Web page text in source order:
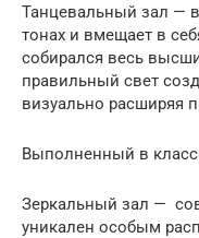
Танцевальный зал —
тонах и вмещает в
собирался весь
правильный свет
визуально расширяя
Выполненный в
Зеркальный зал —
уникален особым